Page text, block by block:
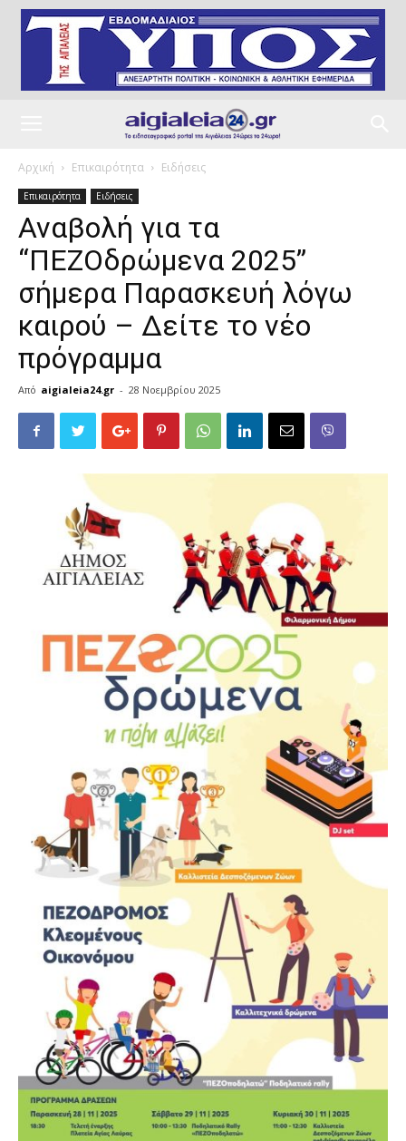
Αρχική Επικαιρότητα Ειδήσεις
Επικαιρότητα Ειδήσεις
Αναβολή για τα
“ΠΕΖΟδρώμενα 2025”
σήμερα Παρασκευή λόγω
καιρού – Δείτε το νέο
πρόγραμμα
Από aigialeia24.gr - 28 Νοεμβρίου 2025